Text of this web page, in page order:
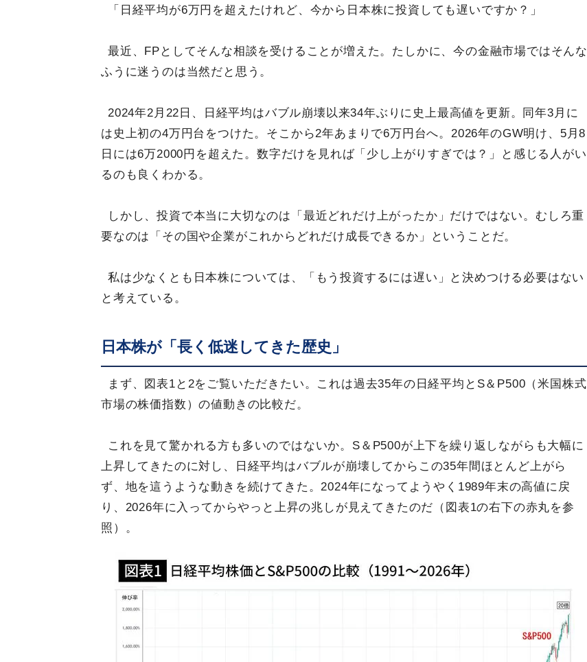
「日経平均が6万円を超えたけれど、今から日本株に投資しても遅いですか？」
最近、FPとしてそんな相談を受けることが増えた。たしかに、今の金融市場ではそんな
ふうに迷うのは当然だと思う。
2024年2月22日、日経平均はバブル崩壊以来34年ぶりに史上最高値を更新。同年3月に
は史上初の4万円台をつけた。そこから2年あまりで6万円台へ。2026年のGW明け、5月8
日には6万2000円を超えた。数字だけを見れば「少し上がりすぎでは？」と感じる人がい
るのも良くわかる。
しかし、投資で本当に大切なのは「最近どれだけ上がったか」だけではない。むしろ重
要なのは「その国や企業がこれからどれだけ成長できるか」ということだ。
私は少なくとも日本株については、「もう投資するには遅い」と決めつける必要はない
と考えている。
日本株が「長く低迷してきた歴史」
まず、図表1と2をご覧いただきたい。これは過去35年の日経平均とS＆P500（米国株式
市場の株価指数）の値動きの比較だ。
これを見て驚かれる方も多いのではないか。S＆P500が上下を繰り返しながらも大幅に
上昇してきたのに対し、日経平均はバブルが崩壊してからこの35年間ほとんど上がら
ず、地を這うような動きを続けてきた。2024年になってようやく1989年末の高値に戻
り、2026年に入ってからやっと上昇の兆しが見えてきたのだ（図表1の右下の赤丸を参
照）。